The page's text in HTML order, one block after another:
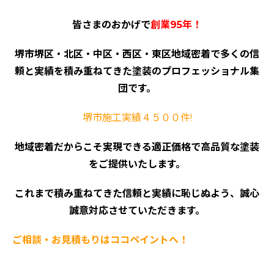
皆さまのおかげで創業95年！
堺市堺区・北区・中区・西区・東区地域密着で多くの信
頼と実績を積み重ねてきた塗装のプロフェッショナル集
団です。
堺市施工実績４５００件!
地域密着だからこそ実現できる適正価格で高品質な塗装
をご提供いたします。
これまで積み重ねてきた信頼と実績に恥じぬよう、誠心
誠意対応させていただきます。
ご相談・お見積もりはココペイントへ！